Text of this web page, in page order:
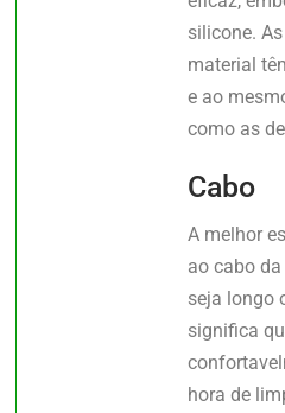
silicone.
material
e ao
como as
Cabo
A melhor
ao cabo
seja longo
significa
hora de